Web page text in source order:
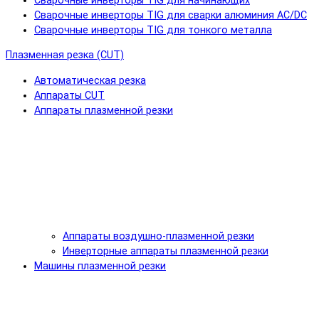
Сварочные инверторы TIG для сварки алюминия AC/DC
Сварочные инверторы TIG для тонкого металла
Плазменная резка (CUT)
Автоматическая резка
Аппараты CUT
Аппараты плазменной резки
Аппараты воздушно-плазменной резки
Инверторные аппараты плазменной резки
Машины плазменной резки